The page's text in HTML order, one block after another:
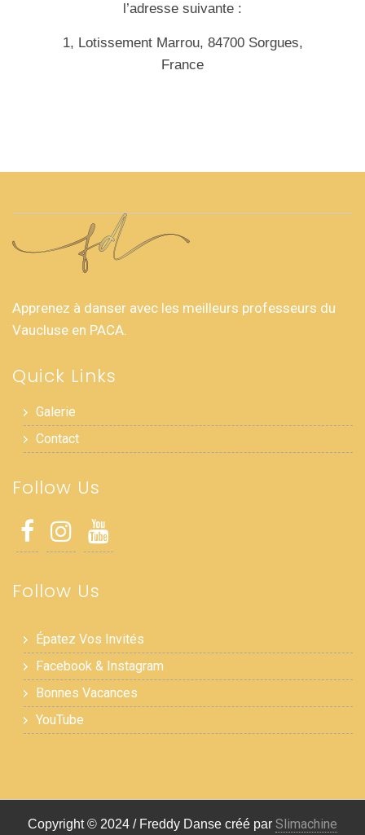
l’adresse suivante :
1, Lotissement Marrou, 84700 Sorgues,
France
Apprenez à danser avec les meilleurs professeurs du
Vaucluse en PACA.
Quick Links
Galerie
Contact
Follow Us
Follow Us
Épatez Vos Invités
Facebook & Instagram
Bonnes Vacances
YouTube
Copyright © 2024 / Freddy Danse créé par Slimachine